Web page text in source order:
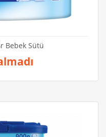
Bebek Sütü